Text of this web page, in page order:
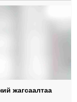
жагсаалтаа